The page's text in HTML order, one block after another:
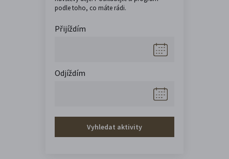
podle toho, co máte rádi.
Přijíždím
Odjíždím
Vyhledat aktivity